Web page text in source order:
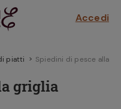
Accedi
piatti Spiedini di pesce alla
griglia